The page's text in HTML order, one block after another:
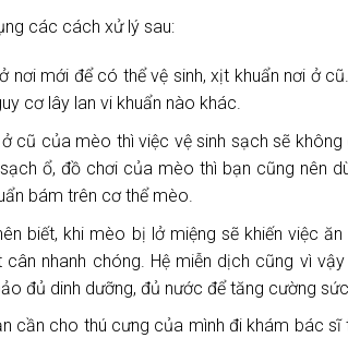
các cách xử lý sau:
mới để có thể vệ sinh, xịt khuẩn nơi ở
cơ lây lan vi khuẩn nào khác.
cũ của mèo thì việc vệ sinh sạch sẽ
ổ, đồ chơi của mèo thì bạn cũng nên
bám trên cơ thể mèo.
biết, khi mèo bị lở miệng sẽ khiến việc ăn
nhanh chóng. Hệ miễn dịch cũng vì
đủ dinh dưỡng, đủ nước để tăng cường
cần cho thú cưng của mình đi khám bác